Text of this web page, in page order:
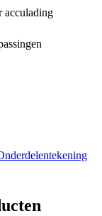
acculading